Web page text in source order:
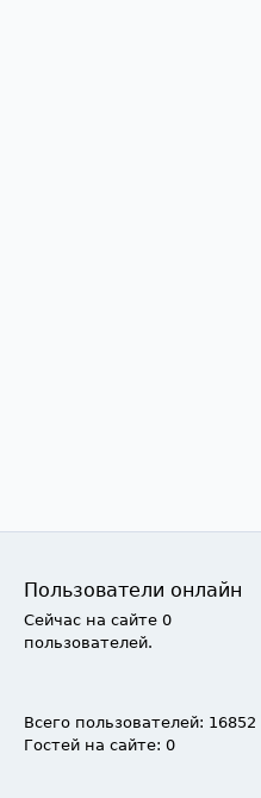
Пользователи онлайн
Сейчас на сайте 0
пользователей.
Всего пользователей: 16852
Гостей на сайте: 0